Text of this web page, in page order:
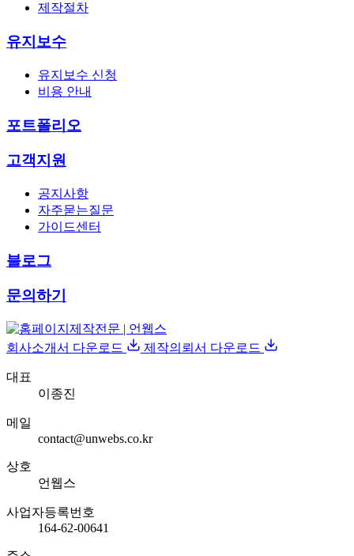
제작절차
유지보수
유지보수 신청
비용 안내
포트폴리오
고객지원
공지사항
자주묻는질문
가이드센터
블로그
문의하기
회사소개서 다운로드 제작의뢰서 다운로드
대표
이종진
메일
contact@unwebs.co.kr
상호
언웹스
사업자등록번호
164-62-00641